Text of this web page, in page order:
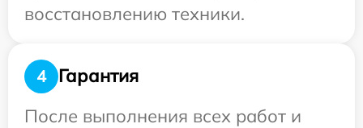
восстановлению техники.
4
Гарантия
После выполнения всех работ и